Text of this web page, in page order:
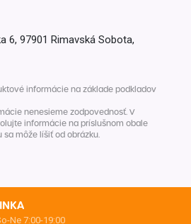
6, 97901 Rimavská Sobota,
informácie na základe podkladov
nenesieme zodpovednosť. V
informácie na príslušnom obale
sa môže líšiť od obrázku.
Ne 7:00-19:00